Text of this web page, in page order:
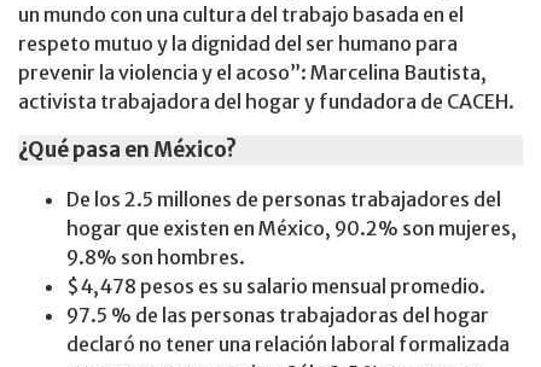
un mundo con una cultura del trabajo basada en el
respeto mutuo y la dignidad del ser humano para
prevenir la violencia y el acoso”: Marcelina Bautista,
activista trabajadora del hogar y fundadora de CACEH.
¿Qué pasa en México?
De los 2.5 millones de personas trabajadores del
hogar que existen en México, 90.2% son mujeres,
9.8% son hombres.
$4,478 pesos es su salario mensual promedio.
97.5 % de las personas trabajadoras del hogar
declaró no tener una relación laboral formalizada